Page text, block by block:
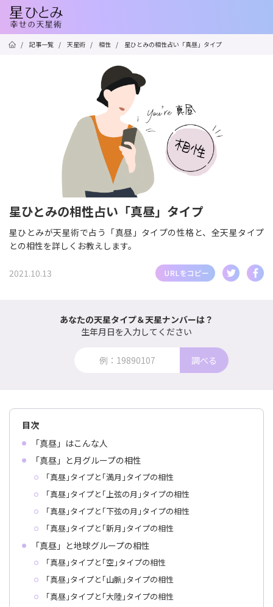
/ 記事一覧 / 天星術 / 相性 / 星ひとみの相性占い「真昼」タイプ
星ひとみの相性占い「真昼」タイプ
星ひとみが天星術で占う「真昼」タイプの性格と、全天星タイプ
との相性を詳しくお教えします。
2021.10.13
あなたの天星タイプ＆天星ナンバーは？
生年月日を入力してください
調べる
目次
「真昼」はこんな人
「真昼」と月グループの相性
｢真昼｣タイプと｢満月｣タイプの相性
｢真昼｣タイプと｢上弦の月｣タイプの相性
｢真昼｣タイプと｢下弦の月｣タイプの相性
｢真昼｣タイプと｢新月｣タイプの相性
「真昼」と地球グループの相性
｢真昼｣タイプと｢空｣タイプの相性
｢真昼｣タイプと｢山脈｣タイプの相性
｢真昼｣タイプと｢大陸｣タイプの相性